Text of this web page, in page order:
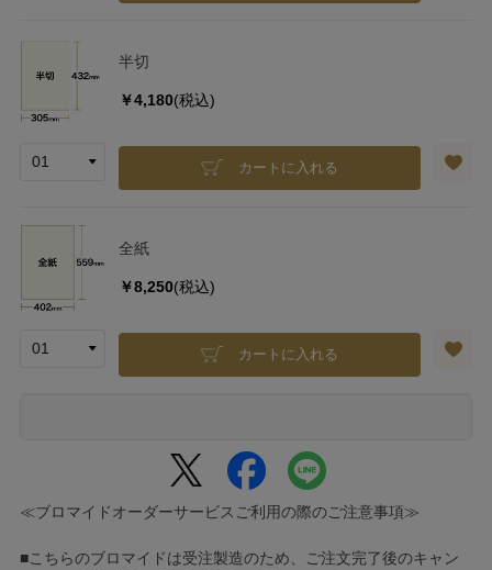
半切
￥4,180(税込)
カートに入れる
全紙
￥8,250(税込)
カートに入れる
≪ブロマイドオーダーサービスご利用の際のご注意事項≫
■こちらのブロマイドは受注製造のため、ご注文完了後のキャン